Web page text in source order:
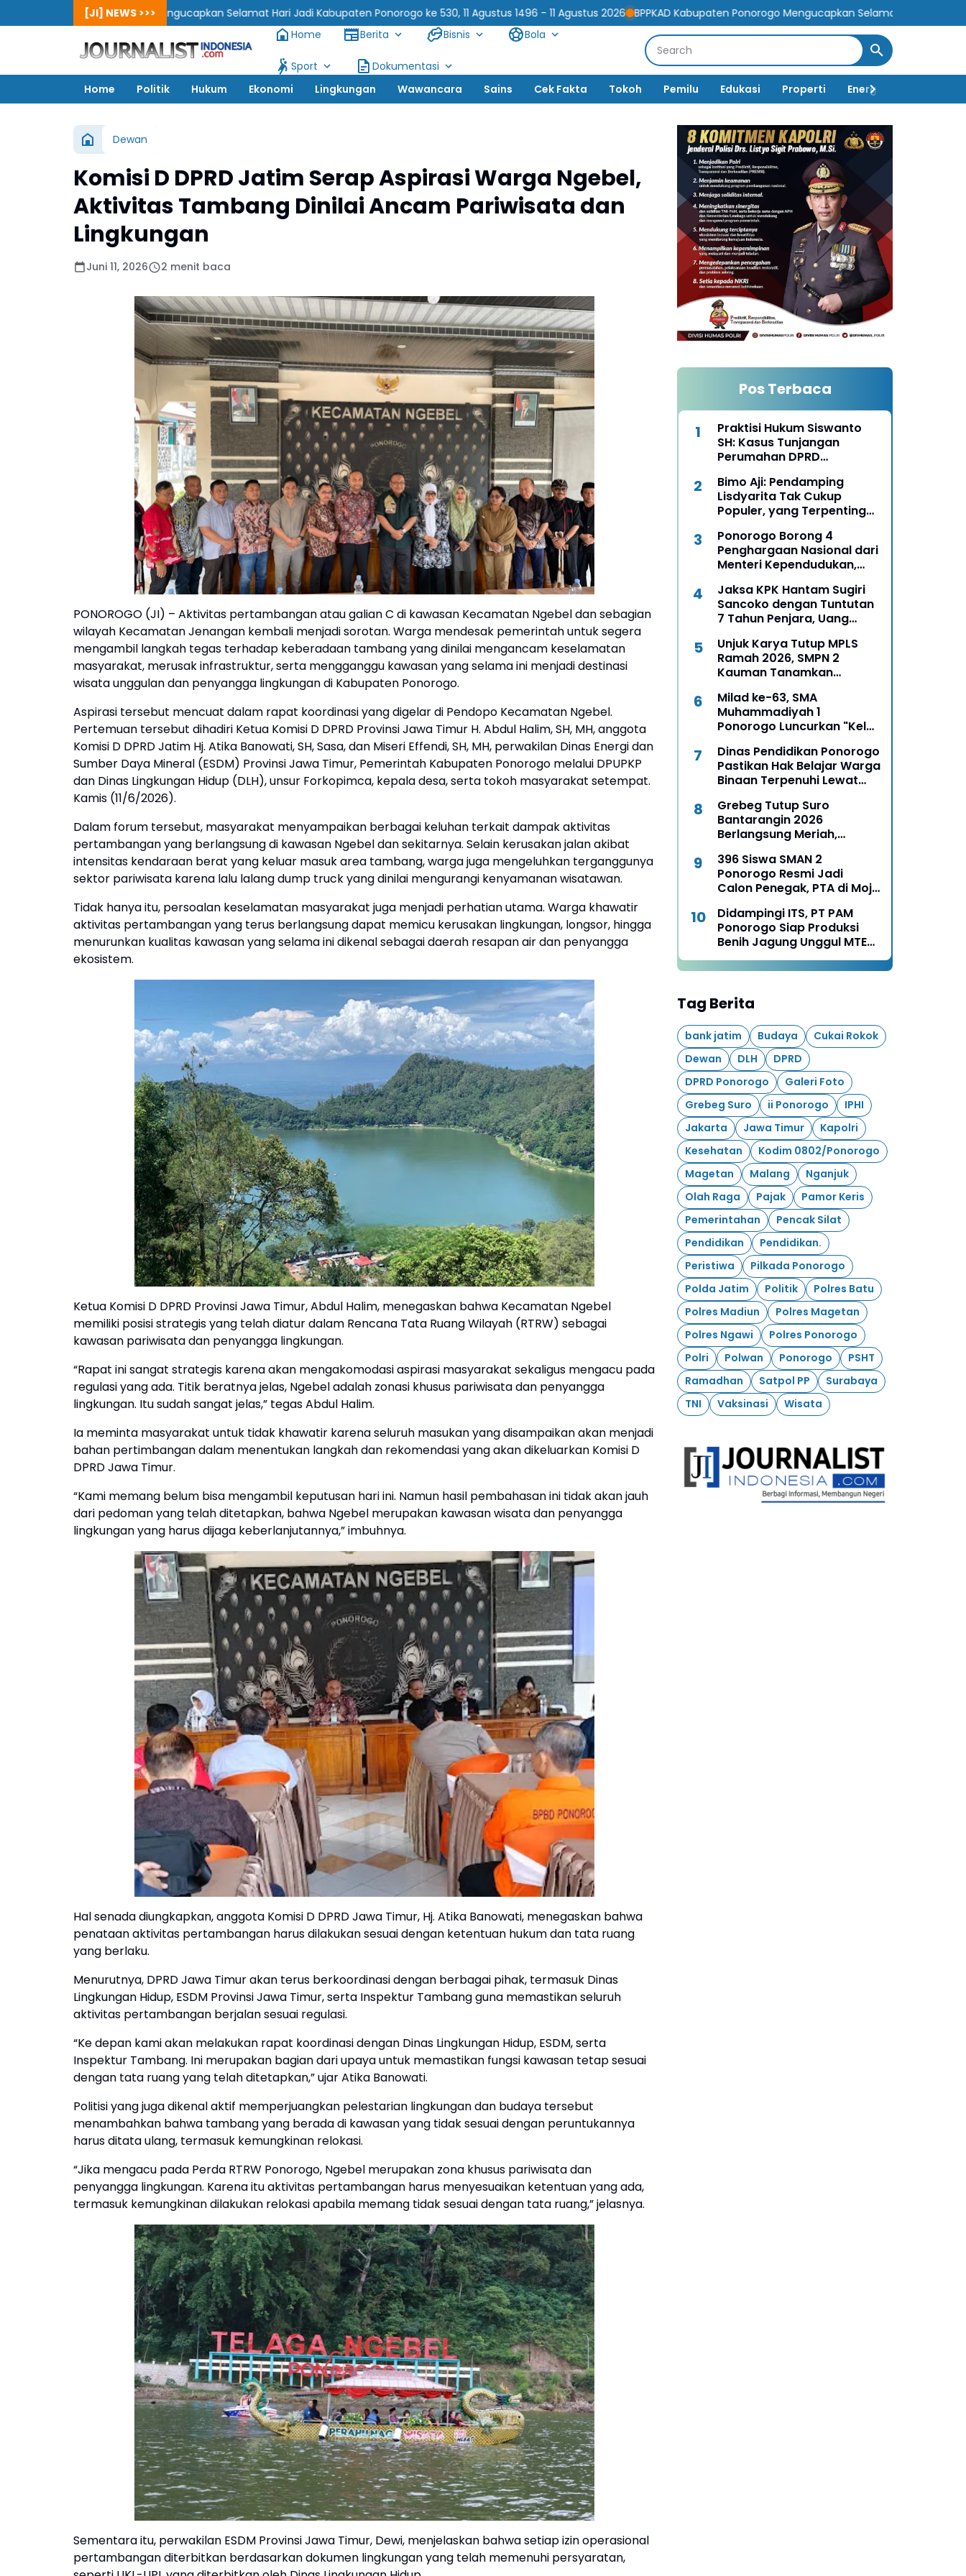
[JI] NEWS >>>
2 Ponorogo Mengucapkan Selamat Hari Jadi Kabupaten Ponorogo ke 530, 11 Agustus 1496 - 11 Agustus 2026 BPPKAD Kabupaten Ponorogo Mengucapkan Selamat Hari Jadi Kabupaten Ponorogo
Home
Berita Bisnis Bola
Sport
Dokumentasi
Home
Politik Hukum Ekonomi Lingkungan Wawancara Sains Cek Fakta Tokoh Pemilu Edukasi Properti Energi
Dewan
Komisi D DPRD Jatim Serap Aspirasi Warga Ngebel,
Aktivitas Tambang Dinilai Ancam Pariwisata dan
Lingkungan
Juni 11, 2026 2 menit baca
PONOROGO (JI) – Aktivitas pertambangan atau galian C di kawasan Kecamatan Ngebel dan sebagian
wilayah Kecamatan Jenangan kembali menjadi sorotan. Warga mendesak pemerintah untuk segera
mengambil langkah tegas terhadap keberadaan tambang yang dinilai mengancam keselamatan
masyarakat, merusak infrastruktur, serta mengganggu kawasan yang selama ini menjadi destinasi
wisata unggulan dan penyangga lingkungan di Kabupaten Ponorogo.
Aspirasi tersebut mencuat dalam rapat koordinasi yang digelar di Pendopo Kecamatan Ngebel.
Pertemuan tersebut dihadiri Ketua Komisi D DPRD Provinsi Jawa Timur H. Abdul Halim, SH, MH, anggota
Komisi D DPRD Jatim Hj. Atika Banowati, SH, Sasa, dan Miseri Effendi, SH, MH, perwakilan Dinas Energi dan
Sumber Daya Mineral (ESDM) Provinsi Jawa Timur, Pemerintah Kabupaten Ponorogo melalui DPUPKP
dan Dinas Lingkungan Hidup (DLH), unsur Forkopimca, kepala desa, serta tokoh masyarakat setempat.
Kamis (11/6/2026).
Dalam forum tersebut, masyarakat menyampaikan berbagai keluhan terkait dampak aktivitas
pertambangan yang berlangsung di kawasan Ngebel dan sekitarnya. Selain kerusakan jalan akibat
intensitas kendaraan berat yang keluar masuk area tambang, warga juga mengeluhkan terganggunya
sektor pariwisata karena lalu lalang dump truck yang dinilai mengurangi kenyamanan wisatawan.
Tidak hanya itu, persoalan keselamatan masyarakat juga menjadi perhatian utama. Warga khawatir
aktivitas pertambangan yang terus berlangsung dapat memicu kerusakan lingkungan, longsor, hingga
menurunkan kualitas kawasan yang selama ini dikenal sebagai daerah resapan air dan penyangga
ekosistem.
Ketua Komisi D DPRD Provinsi Jawa Timur, Abdul Halim, menegaskan bahwa Kecamatan Ngebel
memiliki posisi strategis yang telah diatur dalam Rencana Tata Ruang Wilayah (RTRW) sebagai
kawasan pariwisata dan penyangga lingkungan.
“Rapat ini sangat strategis karena akan mengakomodasi aspirasi masyarakat sekaligus mengacu pada
regulasi yang ada. Titik beratnya jelas, Ngebel adalah zonasi khusus pariwisata dan penyangga
lingkungan. Itu sudah sangat jelas,” tegas Abdul Halim.
Ia meminta masyarakat untuk tidak khawatir karena seluruh masukan yang disampaikan akan menjadi
bahan pertimbangan dalam menentukan langkah dan rekomendasi yang akan dikeluarkan Komisi D
DPRD Jawa Timur.
“Kami memang belum bisa mengambil keputusan hari ini. Namun hasil pembahasan ini tidak akan jauh
dari pedoman yang telah ditetapkan, bahwa Ngebel merupakan kawasan wisata dan penyangga
lingkungan yang harus dijaga keberlanjutannya,” imbuhnya.
Hal senada diungkapkan, anggota Komisi D DPRD Jawa Timur, Hj. Atika Banowati, menegaskan bahwa
penataan aktivitas pertambangan harus dilakukan sesuai dengan ketentuan hukum dan tata ruang
yang berlaku.
Menurutnya, DPRD Jawa Timur akan terus berkoordinasi dengan berbagai pihak, termasuk Dinas
Lingkungan Hidup, ESDM Provinsi Jawa Timur, serta Inspektur Tambang guna memastikan seluruh
aktivitas pertambangan berjalan sesuai regulasi.
“Ke depan kami akan melakukan rapat koordinasi dengan Dinas Lingkungan Hidup, ESDM, serta
Inspektur Tambang. Ini merupakan bagian dari upaya untuk memastikan fungsi kawasan tetap sesuai
dengan tata ruang yang telah ditetapkan,” ujar Atika Banowati.
Politisi yang juga dikenal aktif memperjuangkan pelestarian lingkungan dan budaya tersebut
menambahkan bahwa tambang yang berada di kawasan yang tidak sesuai dengan peruntukannya
harus ditata ulang, termasuk kemungkinan relokasi.
“Jika mengacu pada Perda RTRW Ponorogo, Ngebel merupakan zona khusus pariwisata dan
penyangga lingkungan. Karena itu aktivitas pertambangan harus menyesuaikan ketentuan yang ada,
termasuk kemungkinan dilakukan relokasi apabila memang tidak sesuai dengan tata ruang,” jelasnya.
Sementara itu, perwakilan ESDM Provinsi Jawa Timur, Dewi, menjelaskan bahwa setiap izin operasional
pertambangan diterbitkan berdasarkan dokumen lingkungan yang telah memenuhi persyaratan,
Pos Terbaca
Praktisi Hukum Siswanto
SH: Kasus Tunjangan
Perumahan DPRD
Terang Benderang
Bimo Aji: Pendamping
Lisdyarita Tak Cukup
Populer, yang Terpenting
Membangun Ponorogo
Ponorogo Borong 4
Penghargaan Nasional dari
Menteri Kependudukan,
Keluarga Berkualitas
Jaksa KPK Hantam Sugiri
Sancoko dengan Tuntutan
7 Tahun Penjara, Uang
Unjuk Karya Tutup MPLS
Ramah 2026, SMPN 2
Kauman Tanamkan
Percaya Diri Siswa Baru
Milad ke-63, SMA
Muhammadiyah 1
Ponorogo Luncurkan "Kelas
Pengusaha Muda
Dinas Pendidikan Ponorogo
Pastikan Hak Belajar Warga
Binaan Terpenuhi Lewat
Kesetaraan
Grebeg Tutup Suro
Bantarangin 2026
Berlangsung Meriah,
Sejarah dan Budaya
Ponorogo
396 Siswa SMAN 2
Ponorogo Resmi Jadi
Calon Penegak, PTA di Mojo
Unggun dan Reog
Ponorogo
Didampingi ITS, PT PAM
Ponorogo Siap Produksi
Benih Jagung Unggul MTE
Langsung Pesan untuk 13
Tag Berita
bank jatim Budaya
Cukai Rokok
Dewan
DLH
DPRD
DPRD Ponorogo
Galeri Foto
Grebeg Suro
ii Ponorogo
IPHI
Jakarta
Jawa Timur
Kapolri
Kesehatan
Kodim 0802/Ponorogo
Magetan
Malang
Nganjuk
Olah Raga
Pajak
Pamor Keris
Pemerintahan
Pencak Silat
Pendidikan
Pendidikan.
Peristiwa
Pilkada Ponorogo
Polda Jatim
Politik
Polres Batu
Polres Madiun
Polres Magetan
Polres Ngawi
Polres Ponorogo
Polri
Polwan Ponorogo
PSHT
Ramadhan
Satpol PP
Surabaya
TNI
Vaksinasi Wisata